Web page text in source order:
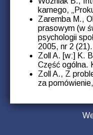
karnego,
Zaremba M.,
prasowym (w
psychologii
2005, nr 2 (21).
Zoll A. [w:] K.
Część ogólna.
Zoll A., Z
za